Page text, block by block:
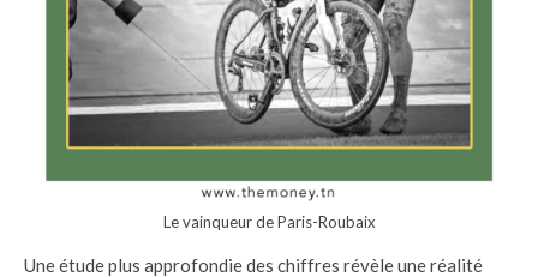
Le vainqueur de Paris-Roubaix
Une étude plus approfondie des chiffres révèle une réalité